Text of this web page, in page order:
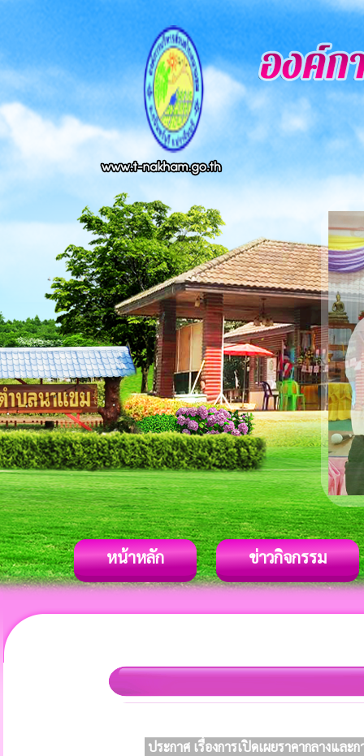
หน้าหลัก ข่าวกิจกรรม
ประกาศ เรื่องการเปิดเผยราคากลางแ